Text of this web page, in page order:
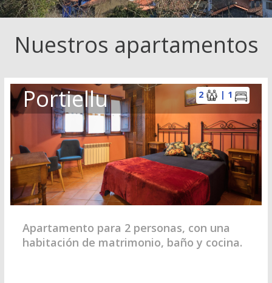
Nuestros apartamentos
Portiellu
2 | 1
Apartamento para 2 personas, con una
habitación de matrimonio, baño y cocina.